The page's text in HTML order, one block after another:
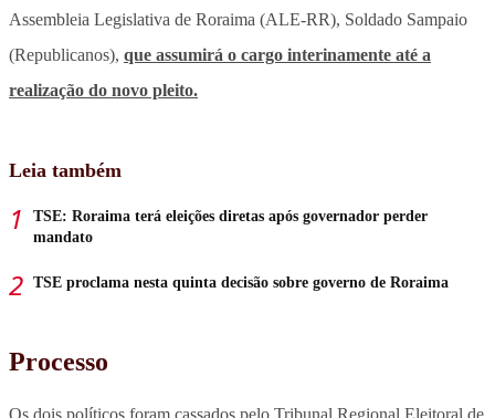
Assembleia Legislativa de Roraima (ALE-RR), Soldado Sampaio
(Republicanos), que assumirá o cargo interinamente até a
realização do novo pleito.
Leia também
TSE: Roraima terá eleições diretas após governador perder
mandato
TSE proclama nesta quinta decisão sobre governo de Roraima
Processo
Os dois políticos foram cassados pelo Tribunal Regional Eleitoral de